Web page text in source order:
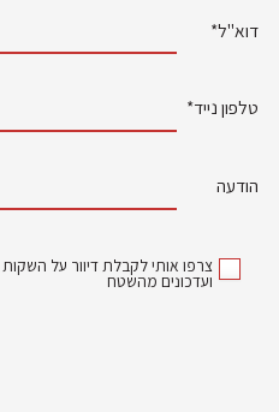
דוא"ל*
טלפון נייד*
הודעה
צרפו אותי לקבלת דיוור על
ועדכונים מהשטח